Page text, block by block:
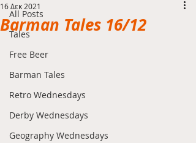
All Posts
Tales
Free Beer
Barman Tales
Retro Wednesdays
Derby Wednesdays
Geography Wednesdays
Barman Tales 16/12
16 Δεκ 2021